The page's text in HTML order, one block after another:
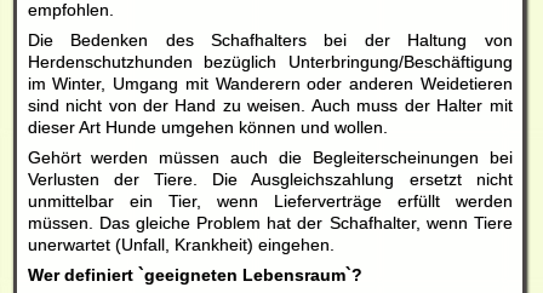
empfohlen.
Die Bedenken des Schafhalters bei der Haltung von
Herdenschutzhunden bezüglich Unterbringung/Beschäftigung
im Winter, Umgang mit Wanderern oder anderen Weidetieren
sind nicht von der Hand zu weisen. Auch muss der Halter mit
dieser Art Hunde umgehen können und wollen.
Gehört werden müssen auch die Begleiterscheinungen bei
Verlusten der Tiere. Die Ausgleichszahlung ersetzt nicht
unmittelbar ein Tier, wenn Lieferverträge erfüllt werden
müssen. Das gleiche Problem hat der Schafhalter, wenn Tiere
unerwartet (Unfall, Krankheit) eingehen.
Wer definiert `geeigneten Lebensraum`?